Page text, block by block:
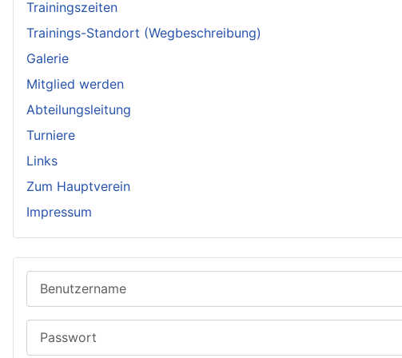
Trainingszeiten
Trainings-Standort (Wegbeschreibung)
Galerie
Mitglied werden
Abteilungsleitung
Turniere
Links
Zum Hauptverein
Impressum